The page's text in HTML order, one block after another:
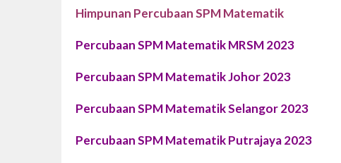
Himpunan Percubaan SPM Matematik
Percubaan SPM Matematik MRSM 2023
Percubaan SPM Matematik Johor 2023
Percubaan SPM Matematik Selangor 2023
Percubaan SPM Matematik Putrajaya 2023